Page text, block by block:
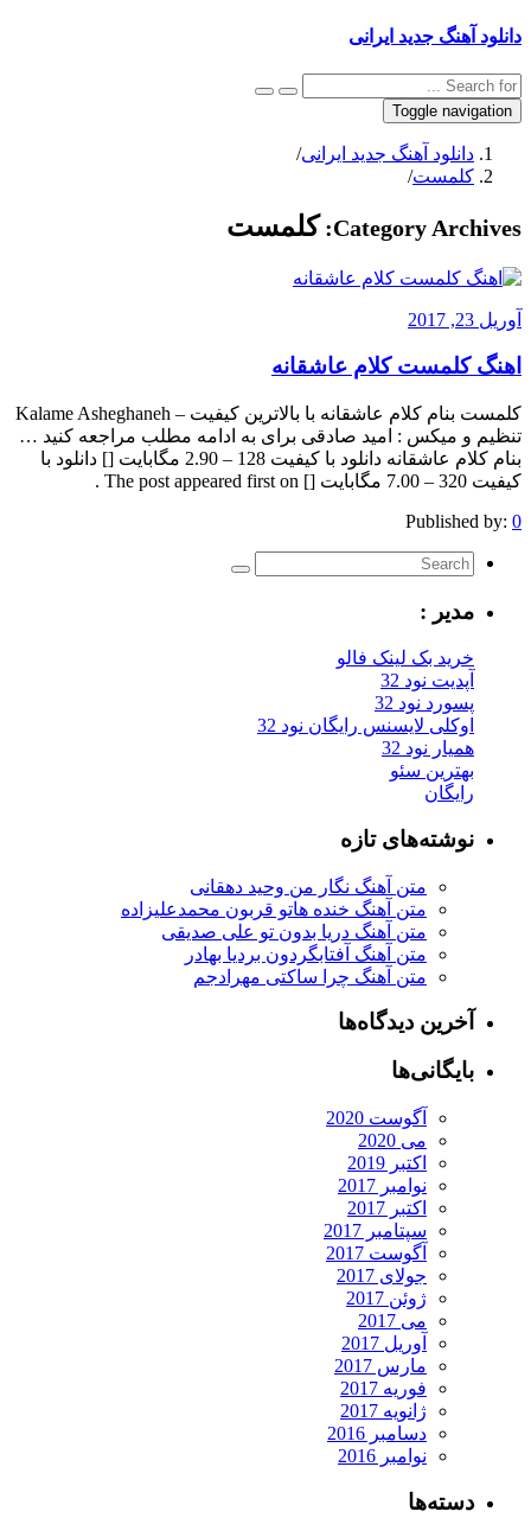
دانلود آهنگ جدید ایرانی
Toggle navigation
دانلود آهنگ جدید ایرانی/
کلمست/
Category Archives: کلمست
آوریل 23, 2017
اهنگ کلمست کلام عاشقانه
کلمست بنام کلام عاشقانه با بالاترین کیفیت – Kalame Asheghaneh
تنظیم و میکس : امید صادقی برای به ادامه مطلب مراجعه کنید …
بنام کلام عاشقانه دانلود با کیفیت 128 – 2.90 مگابایت [] دانلود با
کیفیت 320 – 7.00 مگابایت [] The post appeared first on .
Published by: 0
مدیر :
خرید بک لینک فالو
آپدیت نود 32
پسورد نود 32
اوکلی لایسنس رایگان نود 32
همیار نود 32
بهترین سئو
رایگان
نوشته‌های تازه
متن آهنگ نگار من وحید دهقانی
متن آهنگ خنده هاتو قربون محمدعلیزاده
متن آهنگ دریا بدون تو علی صدیقی
متن آهنگ آفتابگردون بردیا بهادر
متن آهنگ چرا ساکتی مهرادجم
آخرین دیدگاه‌ها
بایگانی‌ها
آگوست 2020
می 2020
اکتبر 2019
نوامبر 2017
اکتبر 2017
سپتامبر 2017
آگوست 2017
جولای 2017
ژوئن 2017
می 2017
آوریل 2017
مارس 2017
فوریه 2017
ژانویه 2017
دسامبر 2016
نوامبر 2016
دسته‌ها